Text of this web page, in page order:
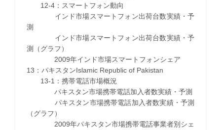
12-4：スマートフォン動向
インド市場スマートフォン出荷台数実績・予
測
インド市場スマートフォン出荷台数実績・予
測（グラフ）
2009年インド市場スマートフォンシェア
13：パキスタンIslamic Republic of Pakistan
13-1：携帯電話市場概況
パキスタン市場携帯電話加入者数実績・予測
パキスタン市場携帯電話加入者数実績・予測
（グラフ）
2009年パキスタン市場携帯電話事業者別シェ